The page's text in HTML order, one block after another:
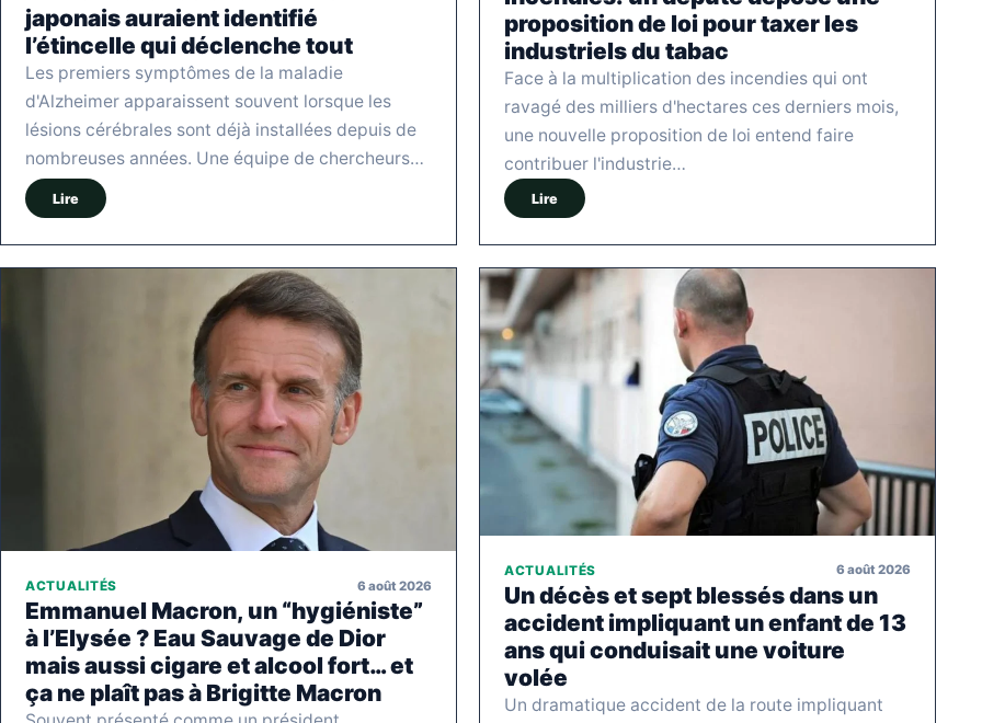
japonais auraient identifié
l’étincelle qui déclenche tout
Les premiers symptômes de la maladie
d'Alzheimer apparaissent souvent lorsque les
lésions cérébrales sont déjà installées depuis de
nombreuses années. Une équipe de chercheurs…
Lire
proposition de loi pour taxer les
industriels du tabac
Face à la multiplication des incendies qui ont
ravagé des milliers d'hectares ces derniers mois,
une nouvelle proposition de loi entend faire
contribuer l'industrie…
Lire
ACTUALITÉS 6 août 2026
Emmanuel Macron, un “hygiéniste”
à l’Elysée ? Eau Sauvage de Dior
mais aussi cigare et alcool fort… et
ça ne plaît pas à Brigitte Macron
ACTUALITÉS 6 août 2026
Un décès et sept blessés dans un
accident impliquant un enfant de 13
ans qui conduisait une voiture
volée
Un dramatique accident de la route impliquant